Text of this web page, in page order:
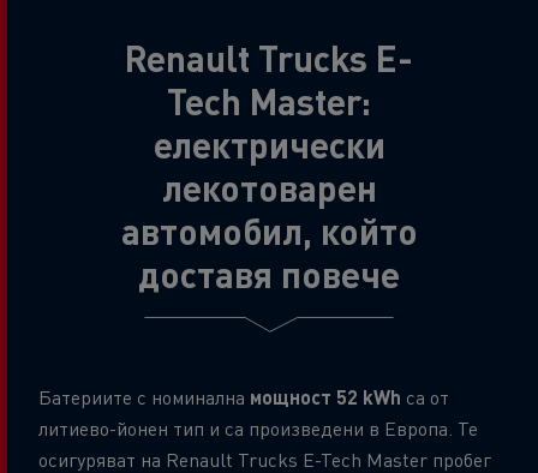
Renault Trucks E-
Tech Master:
електрически
лекотоварен
автомобил, който
доставя повече
Батериите с номинална мощност 52 kWh са от
литиево-йонен тип и са произведени в Европа. Те
осигуряват на Renault Trucks E-Tech Master пробег